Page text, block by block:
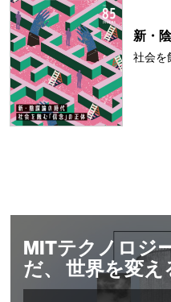
新・
社会を
MITテクノロジ
だ、 世界を変え